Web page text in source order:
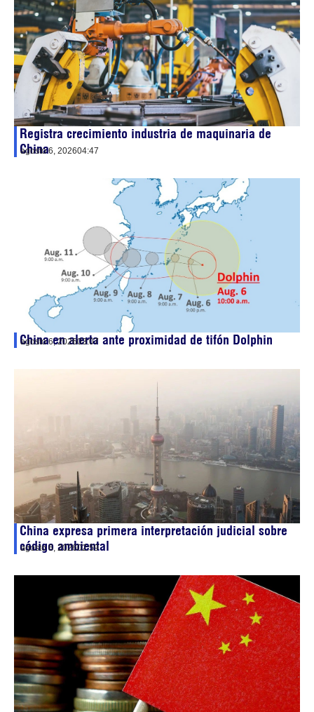
Registra crecimiento industria de maquinaria de
China
agosto 6, 202604:47
China en alerta ante proximidad de tifón Dolphin
agosto 6, 202603:07
China expresa primera interpretación judicial sobre
código ambiental
agosto 6, 202602:59